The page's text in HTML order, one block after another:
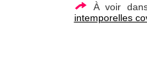
À voir
intemporelles